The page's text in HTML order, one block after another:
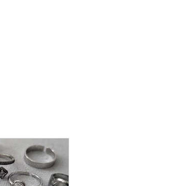
אודט